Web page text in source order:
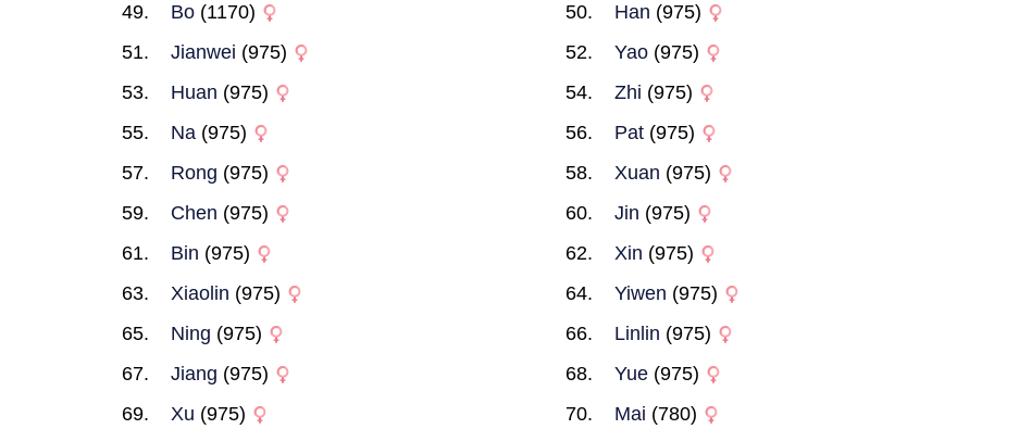
Bo (1170) Han (975)
Jianwei (975) Yao(975)
Huan (975) Zhi (975)
Na (975) Pat(975)
Rong (975) Xuan (975)
Chen (975) Jin (975)
Bin (975) Xin (975)
Xiaolin (975) Yiwen (975)
Ning (975) Linlin (975)
Jiang (975) Yue(975)
Xu (975) Mai (780)